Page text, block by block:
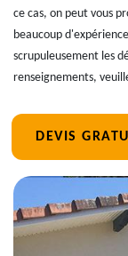
ce cas, on peut vous
beaucoup
scrupuleusement les
renseignements,
DEVIS